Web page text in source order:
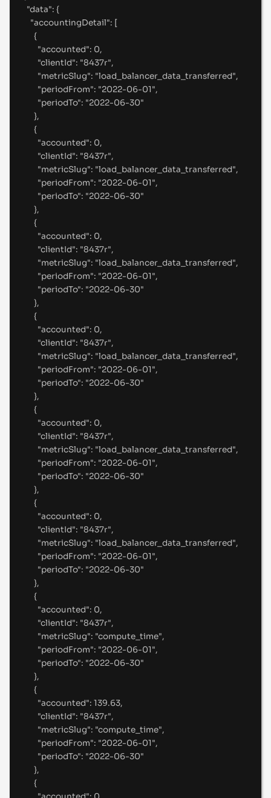
"data": {
"accountingDetail": [
{
"accounted": 0,
"clientId": "8437r",
"metricSlug": "load_balancer_data_transferred",
"periodFrom": "2022-06-01",
"periodTo": "2022-06-30"
},
{
"accounted": 0,
"clientId": "8437r",
"metricSlug": "load_balancer_data_transferred",
"periodFrom": "2022-06-01",
"periodTo": "2022-06-30"
},
{
"accounted": 0,
"clientId": "8437r",
"metricSlug": "load_balancer_data_transferred",
"periodFrom": "2022-06-01",
"periodTo": "2022-06-30"
},
{
"accounted": 0,
"clientId": "8437r",
"metricSlug": "load_balancer_data_transferred",
"periodFrom": "2022-06-01",
"periodTo": "2022-06-30"
},
{
"accounted": 0,
"clientId": "8437r",
"metricSlug": "load_balancer_data_transferred",
"periodFrom": "2022-06-01",
"periodTo": "2022-06-30"
},
{
"accounted": 0,
"clientId": "8437r",
"metricSlug": "load_balancer_data_transferred",
"periodFrom": "2022-06-01",
"periodTo": "2022-06-30"
},
{
"accounted": 0,
"clientId": "8437r",
"metricSlug": "compute_time",
"periodFrom": "2022-06-01",
"periodTo": "2022-06-30"
},
{
"accounted": 139.63,
"clientId": "8437r",
"metricSlug": "compute_time",
"periodFrom": "2022-06-01",
"periodTo": "2022-06-30"
},
{